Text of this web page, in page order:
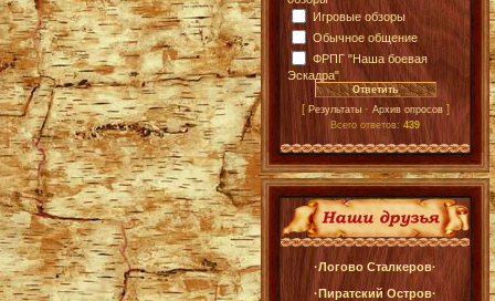
Игровые обзоры
Обычное общение
ФРПГ "Наша боевая
Эскадра"
[ Результаты· Архив опросов]
Всего ответов: 439
·Логово Сталкеров·
·Пиратский Остров·